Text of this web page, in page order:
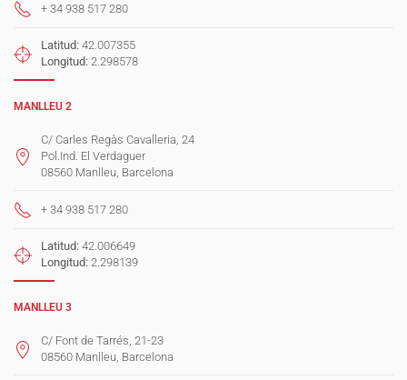
+ 34 938 517 280
Latitud: 42.007355
Longitud: 2.298578
MANLLEU 2
C/ Carles Regàs Cavalleria, 24
Pol.Ind. El Verdaguer
08560 Manlleu, Barcelona
+ 34 938 517 280
Latitud: 42.006649
Longitud: 2.298139
MANLLEU 3
C/ Font de Tarrés, 21-23
08560 Manlleu, Barcelona